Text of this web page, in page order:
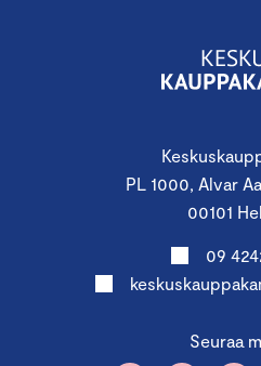
PL 1000, Alvar
00101
09
Seuraa